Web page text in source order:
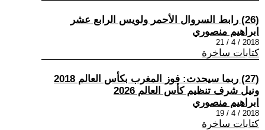
(26) رابط السروال الأحمر ولويس الرابع عشر
ابراهيم منصوري
2018 / 4 / 21
كتابات ساخرة
(27) ربما سيحدث: فوز المغرب بكأس العالم 2018
ونيل شرف تنظيم كأس العالم 2026
ابراهيم منصوري
2018 / 4 / 19
كتابات ساخرة